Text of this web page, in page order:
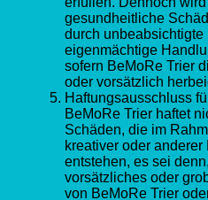
gesundheitliche
durch
eigenmächtige
sofern BeMoRe Trier
oder vorsätzlich
Haftungsausschluss
BeMoRe Trier haftet
Schäden, die im
kreativer oder
entstehen, es sei
vorsätzliches oder
von BeMoRe Trier